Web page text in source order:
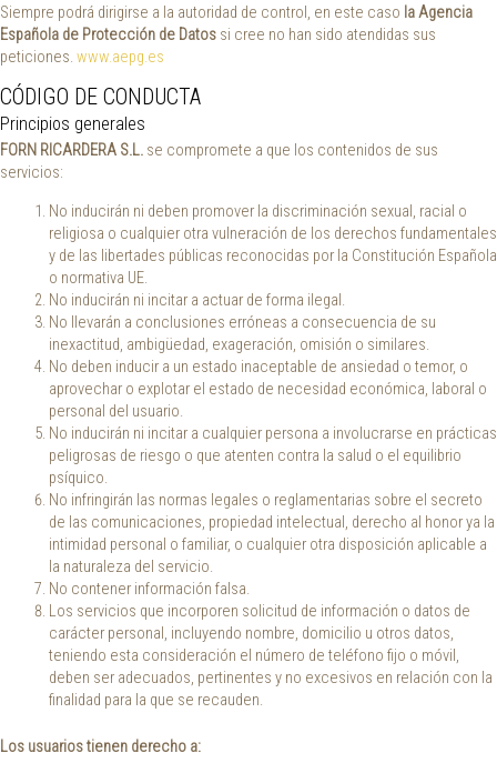
Siempre podrá dirigirse a la autoridad de control, en este caso la Agencia
Española de Protección de Datos si cree no han sido atendidas sus
peticiones. www.aepg.es
CÓDIGO DE CONDUCTA
Principios generales
FORN RICARDERA S.L. se compromete a que los contenidos de sus
servicios:
No inducirán ni deben promover la discriminación sexual, racial o
religiosa o cualquier otra vulneración de los derechos fundamentales
y de las libertades públicas reconocidas por la Constitución Española
o normativa UE.
No inducirán ni incitar a actuar de forma ilegal.
No llevarán a conclusiones erróneas a consecuencia de su
inexactitud, ambigüedad, exageración, omisión o similares.
No deben inducir a un estado inaceptable de ansiedad o temor, o
aprovechar o explotar el estado de necesidad económica, laboral o
personal del usuario.
No inducirán ni incitar a cualquier persona a involucrarse en prácticas
peligrosas de riesgo o que atenten contra la salud o el equilibrio
psíquico.
No infringirán las normas legales o reglamentarias sobre el secreto
de las comunicaciones, propiedad intelectual, derecho al honor ya la
intimidad personal o familiar, o cualquier otra disposición aplicable a
la naturaleza del servicio.
No contener información falsa.
Los servicios que incorporen solicitud de información o datos de
carácter personal, incluyendo nombre, domicilio u otros datos,
teniendo esta consideración el número de teléfono fijo o móvil,
deben ser adecuados, pertinentes y no excesivos en relación con la
finalidad para la que se recauden.
Los usuarios tienen derecho a: